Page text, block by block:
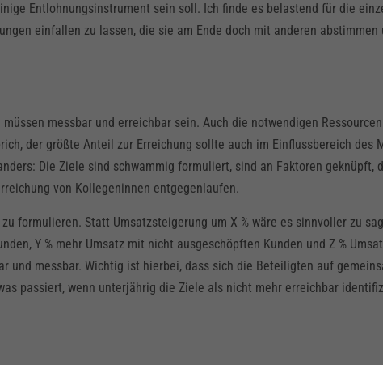
Entlohnungsinstrument sein soll. Ich finde es belastend für die
einfallen zu lassen, die sie am Ende doch mit anderen abstimmen
messbar und erreichbar sein. Auch die notwendigen
der größte Anteil zur Erreichung sollte auch im Einflussbereich des
Die Ziele sind schwammig formuliert, sind an Faktoren geknüpft,
von Kollegeninnen entgegenlaufen.
formulieren. Statt Umsatzsteigerung um X % wäre es sinnvoller zu
Y % mehr Umsatz mit nicht ausgeschöpften Kunden und Z %
und messbar. Wichtig ist hierbei, dass sich die Beteiligten auf
passiert, wenn unterjährig die Ziele als nicht mehr erreichbar